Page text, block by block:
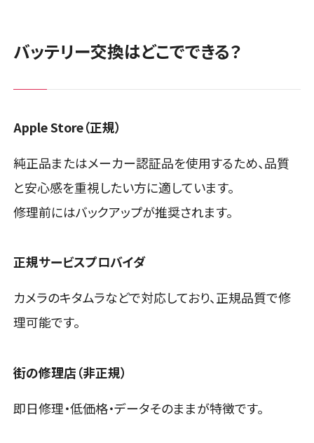
バッテリー交換はどこでできる？
Apple Store（正規）
純正品またはメーカー認証品を使用するため、品質
と安心感を重視したい方に適しています。
修理前にはバックアップが推奨されます。
正規サービスプロバイダ
カメラのキタムラなどで対応しており、正規品質で修
理可能です。
街の修理店（非正規）
即日修理・低価格・データそのままが特徴です。